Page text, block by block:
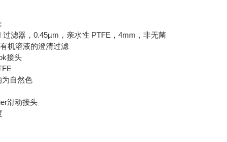
过滤器，0.45µm，亲水性 PTFE，4mm，非无菌
机溶液的澄清过滤
接头
为自然色
滑动接头